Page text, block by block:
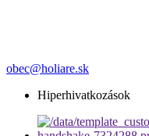
obec@holiare.sk
Hiperhivatkozások